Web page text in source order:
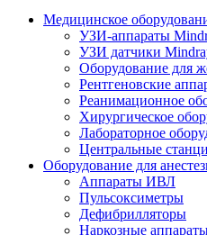
Медицинское
УЗИ-аппараты
УЗИ датчики
Оборудование для
Рентгеновские
Реанимационное
Хирургическое
Лабораторное
Центральные
Оборудование для
Аппараты ИВЛ
Пульсоксиметры
Дефибрилляторы
Наркозные